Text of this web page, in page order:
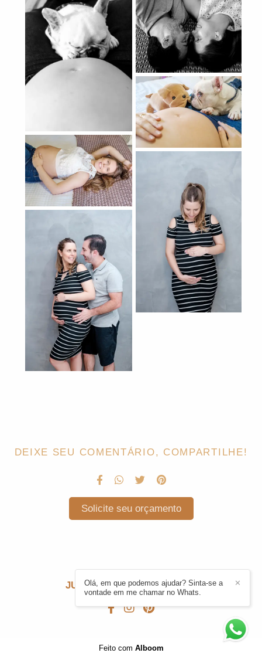
DEIXE SEU COMENTÁRIO, COMPARTILHE!
Solicite seu orçamento
JULIE CARDONI/CONTATO ✕
Olá, em que podemos ajudar? Sinta-se a
vontade em me chamar no Whats.
Feito com Alboom